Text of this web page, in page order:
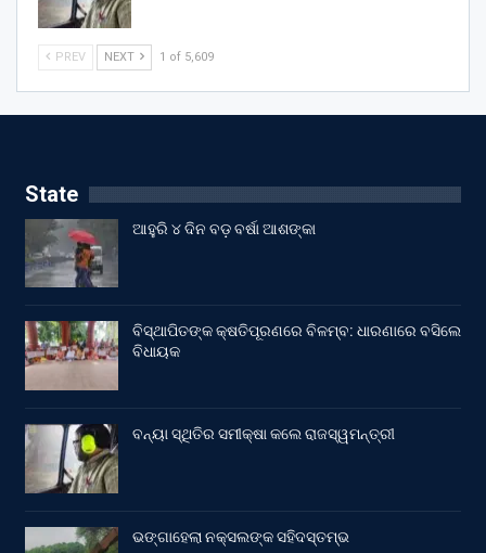
PREV NEXT 1 of 5,609
State
ଆହୁରି ୪ ଦିନ ବଡ଼ ବର୍ଷା ଆଶଙ୍କା
ବିସ୍ଥାପିତଙ୍କ କ୍ଷତିପୂରଣରେ ବିଳମ୍ବ: ଧାରଣାରେ ବସିଲେ
ବିଧାୟକ
ବନ୍ୟା ସ୍ଥିତିର ସମୀକ୍ଷା କଲେ ରାଜସ୍ୱମନ୍ତ୍ରୀ
ଭଙ୍ଗାହେଲା ନକ୍ସଲଙ୍କ ସହିଦସ୍ତମ୍ଭ